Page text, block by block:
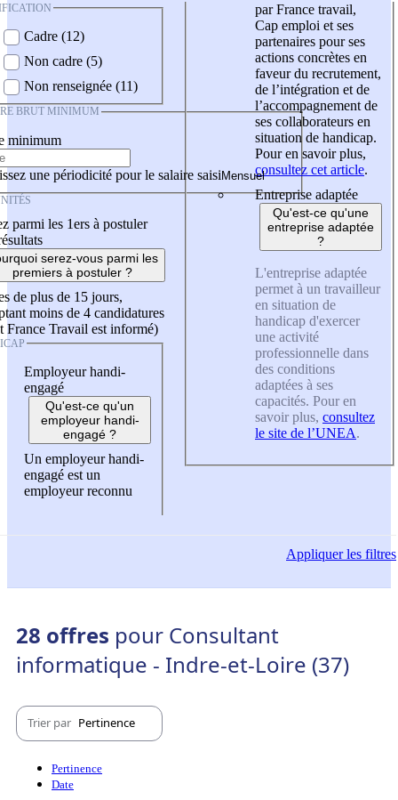
Cadre (12)
Non cadre (5)
Non renseignée (11)
BRUT MINIMUM
minimum
une périodicité pour le salaire saisi
parmi les 1ers à postuler
serez-vous parmi les
premiers à postuler ?
de plus de 15 jours,
moins de 4 candidatures
France Travail est informé)
Employeur handi-
engagé
Qu'est-ce qu'un
employeur handi-
engagé ?
Un employeur handi-
engagé est un
employeur reconnu
par France travail,
Cap emploi et ses
partenaires pour ses
actions concrètes en
faveur du recrutement,
de l’intégration et de
l’accompagnement de
ses collaborateurs en
situation de handicap.
Pour en savoir plus,
consultez cet article.
Entreprise adaptée
Qu'est-ce qu'une
entreprise adaptée
?
L'entreprise adaptée
permet à un travailleur
en situation de
handicap d'exercer
une activité
professionnelle dans
des conditions
adaptées à ses
capacités. Pour en
savoir plus, consultez
le site de l’UNEA.
Appliquerles filtres
28 offres pour Consultant
informatique - Indre-et-Loire (37)
Trier par Pertinence
Pertinence
Date